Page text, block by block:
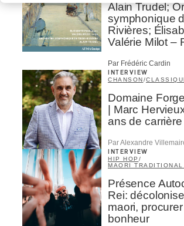
Alain Trudel;
symphonique
Rivières;
Valérie Milot –
Par Frédéric Cardin
INTERVIEW
CHANSON/
Domaine
| Marc
ans de carrière
Par Alexandre
INTERVIEW
HIP HOP /
MAORI TRADITIONAL
Présence
Rei:
maori,
bonheur